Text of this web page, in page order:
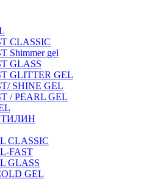
CLASSIC
Shimmer gel
GLASS
GLITTER GEL
SHINE GEL
/ PEARL GEL
CLASSIC
FAST
GLASS
GEL